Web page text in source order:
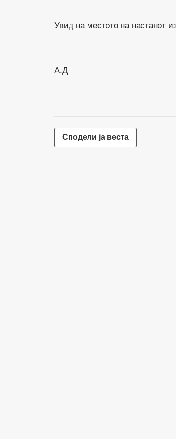
Увид на местото на настанот
А.Д
Сподели ја веста